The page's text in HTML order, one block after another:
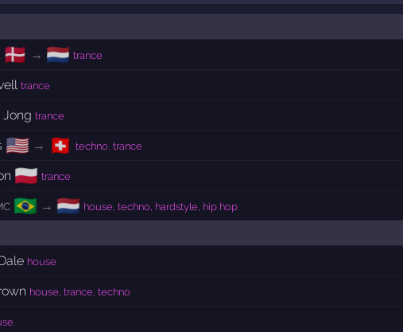
🇩🇰 → 🇳🇱 trance
trance
Jong trance
🇺🇸 → 🇨🇭 techno, trance
🇵🇱 trance
🇧🇷 → 🇳🇱 house, techno, hardstyle, hip hop
house
house, trance, techno